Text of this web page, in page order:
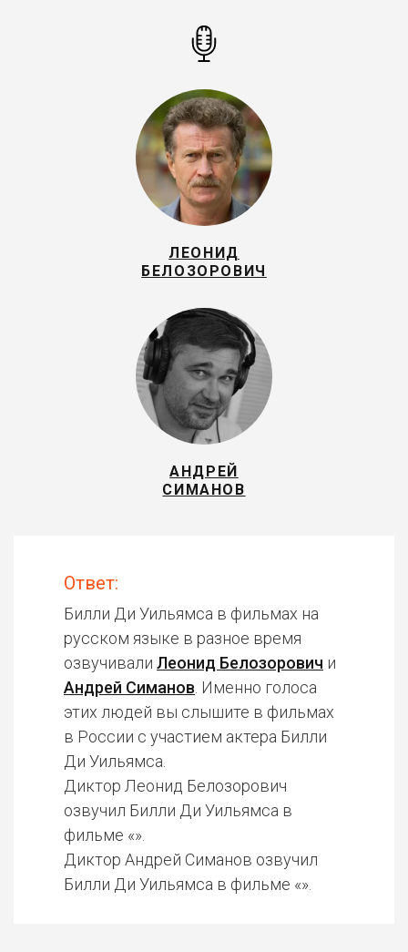
ЛЕОНИД
БЕЛОЗОРОВИЧ
АНДРЕЙ
СИМАНОВ
Ответ:
Билли Ди Уильямса в фильмах на
русском языке в разное время
озвучивали Леонид Белозорович и
Андрей Симанов . Именно голоса
этих людей вы слышите в фильмах
в России с участием актера Билли
Ди Уильямса.
Диктор Леонид Белозорович
озвучил Билли Ди Уильямса в
фильме «».
Диктор Андрей Симанов озвучил
Билли Ди Уильямса в фильме «».